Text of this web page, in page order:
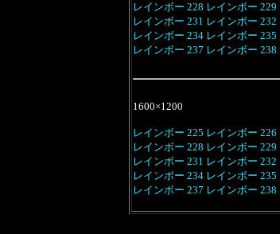
レインボー 228 レインボー 229
レインボー 231 レインボー 232
レインボー 234 レインボー 235
レインボー 237 レインボー 238
1600×1200
レインボー 225 レインボー 226
レインボー 228 レインボー 229
レインボー 231 レインボー 232
レインボー 234 レインボー 235
レインボー 237 レインボー 238